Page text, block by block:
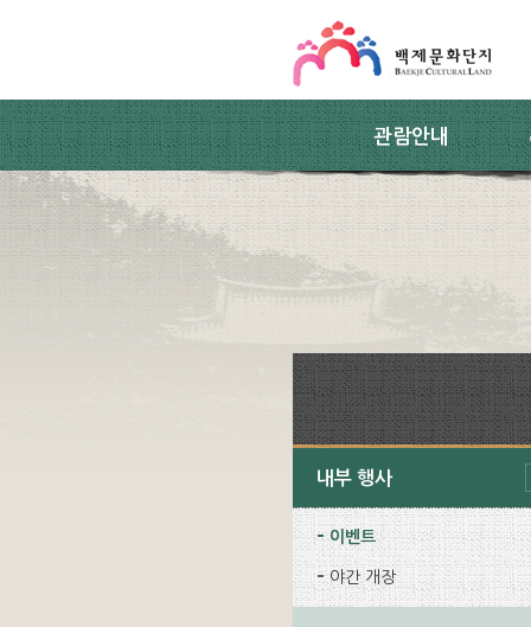
관람안내
내부 행사
이벤트
야간 개장